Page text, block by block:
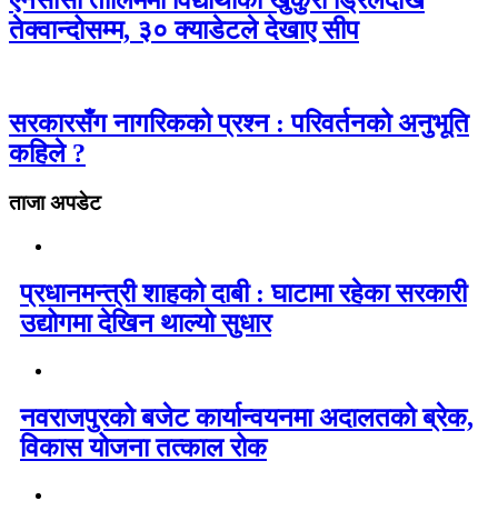
तेक्वान्दोसम्म, ३० क्याडेटले देखाए सीप
सरकारसँग नागरिकको प्रश्न : परिवर्तनको अनुभूति
कहिले ?
ताजा अपडेट
प्रधानमन्त्री शाहको दाबी : घाटामा रहेका सरकारी
उद्योगमा देखिन थाल्यो सुधार
नवराजपुरको बजेट कार्यान्वयनमा अदालतको ब्रेक,
विकास योजना तत्काल रोक